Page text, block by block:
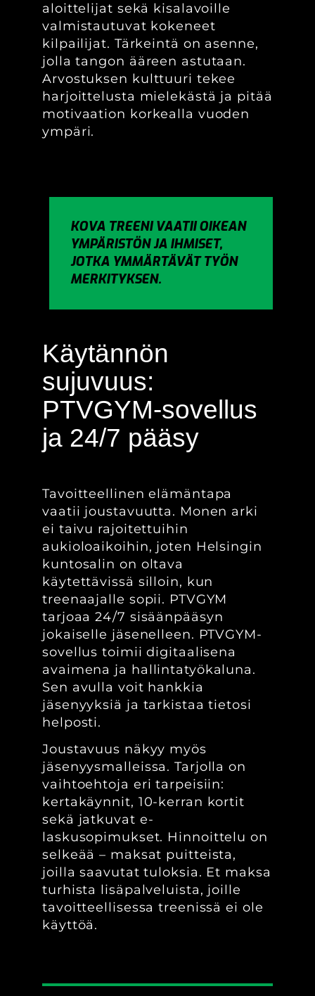
aloittelijat sekä kisalavoille
valmistautuvat kokeneet
kilpailijat. Tärkeintä on asenne,
jolla tangon ääreen astutaan.
Arvostuksen kulttuuri tekee
harjoittelusta mielekästä ja pitää
motivaation korkealla vuoden
ympäri.
KOVA TREENI VAATII OIKEAN
YMPÄRISTÖN JA IHMISET,
JOTKA YMMÄRTÄVÄT TYÖN
MERKITYKSEN.
Käytännön
sujuvuus:
PTVGYM-sovellus
ja 24/7 pääsy
Tavoitteellinen elämäntapa
vaatii joustavuutta. Monen arki
ei taivu rajoitettuihin
aukioloaikoihin, joten Helsingin
kuntosalin on oltava
käytettävissä silloin, kun
treenaajalle sopii. PTVGYM
tarjoaa 24/7 sisäänpääsyn
jokaiselle jäsenelleen. PTVGYM-
sovellus toimii digitaalisena
avaimena ja hallintatyökaluna.
Sen avulla voit hankkia
jäsenyyksiä ja tarkistaa tietosi
helposti.
Joustavuus näkyy myös
jäsenyysmalleissa. Tarjolla on
vaihtoehtoja eri tarpeisiin:
kertakäynnit, 10-kerran kortit
sekä jatkuvat e-
laskusopimukset. Hinnoittelu on
selkeää – maksat puitteista,
joilla saavutat tuloksia. Et maksa
turhista lisäpalveluista, joille
tavoitteellisessa treenissä ei ole
käyttöä.